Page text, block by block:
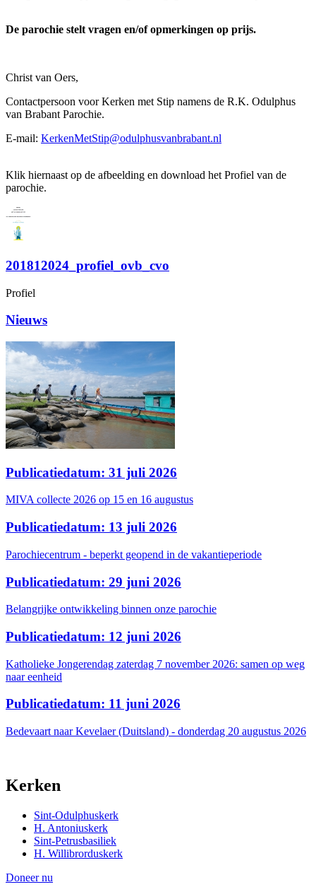
De parochie stelt vragen en/of opmerkingen op prijs.
Christ van Oers,
Contactpersoon voor Kerken met Stip namens de R.K. Odulphus
van Brabant Parochie.
E-mail: KerkenMetStip@odulphusvanbrabant.nl
Klik hiernaast op de afbeelding en download het Profiel van de
parochie.
201812024_profiel_ovb_cvo
Profiel
Nieuws
Publicatiedatum: 31 juli 2026
MIVA collecte 2026 op 15 en 16 augustus
Publicatiedatum: 13 juli 2026
Parochiecentrum - beperkt geopend in de vakantieperiode
Publicatiedatum: 29 juni 2026
Belangrijke ontwikkeling binnen onze parochie
Publicatiedatum: 12 juni 2026
Katholieke Jongerendag zaterdag 7 november 2026: samen op weg
naar eenheid
Publicatiedatum: 11 juni 2026
Bedevaart naar Kevelaer (Duitsland) - donderdag 20 augustus 2026
Kerken
Sint-Odulphuskerk
H. Antoniuskerk
Sint-Petrusbasiliek
H. Willibrorduskerk
Doneer nu